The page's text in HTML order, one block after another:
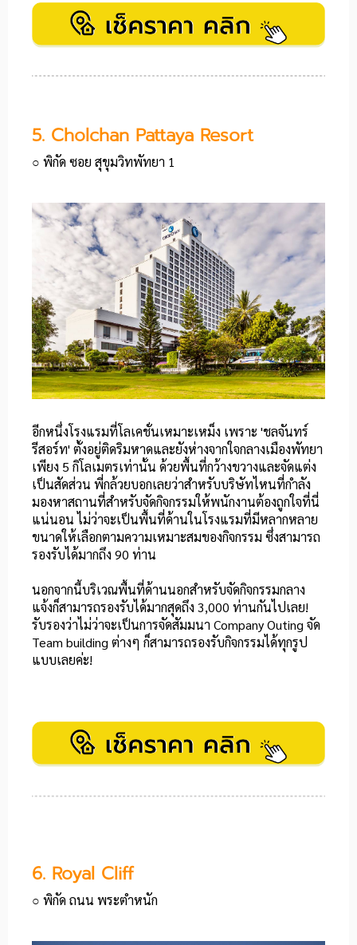
5. Cholchan Pattaya Resort
○ พิกัด ซอย สุขุมวิทพัทยา 1
อีกหนึ่งโรงแรมที่โลเคชั่นเหมาะเหม็ง เพราะ 'ชลจันทร์
รีสอร์ท'ตั้งอยู่ติดริมหาดและยังห่างจากใจกลางเมืองพัทยา
เพียง 5 กิโลเมตรเท่านั้น ด้วยพื้นที่กว้างขวางและจัดแต่ง
เป็นสัดส่วน พี่กล้วยบอกเลยว่าสำหรับบริษัทไหนที่กำลัง
มองหาสถานที่สำหรับจัดกิจกรรมให้พนักงานต้องถูกใจที่นี่
แน่นอน ไม่ว่าจะเป็นพื้นที่ด้านในโรงแรมที่มีหลากหลาย
ขนาดให้เลือกตามความเหมาะสมของกิจกรรม ซึ่งสามารถ
รองรับได้มากถึง 90 ท่าน
นอกจากนี้บริเวณพื้นที่ด้านนอกสำหรับจัดกิจกรรมกลาง
แจ้งก็สามารถรองรับได้มากสุดถึง 3,000 ท่านกันไปเลย!
รับรองว่าไม่ว่าจะเป็นการจัดสัมมนา Company Outing จัด
Team building ต่างๆ ก็สามารถรองรับกิจกรรมได้ทุกรูป
แบบเลยค่ะ!
6. Royal Cliff
○ พิกัด ถนน พระตำหนัก